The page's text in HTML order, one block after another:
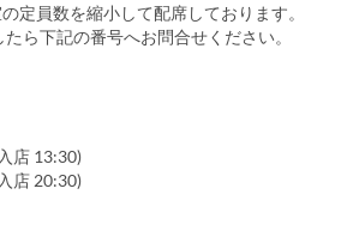
定員数を縮小して配席しております。
ら下記の番号へお問合せください。
店 13:30)
店 20:30)